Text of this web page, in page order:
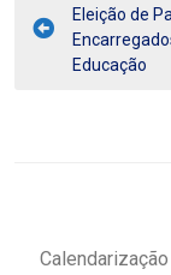
Eleição de
Educação